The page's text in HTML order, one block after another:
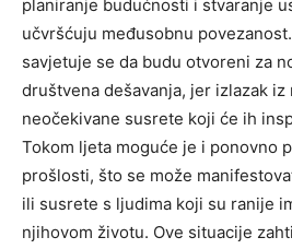
planiranje budućnosti i stvaranje
učvršćuju međusobnu
savjetuje se da budu otvoreni za
društvena dešavanja, jer izlazak
neočekivane susrete koji će ih
Tokom ljeta moguće je i ponovno
prošlosti, što se može
ili susrete s ljudima koji su ranije
njihovom životu. Ove situacije